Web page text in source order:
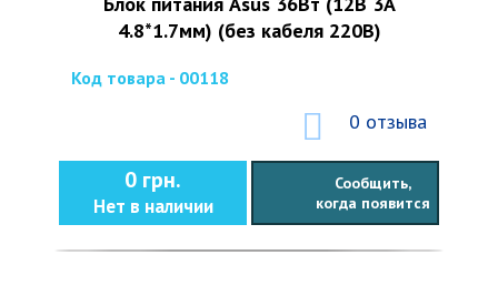
4.8*1.7мм) (без кабеля 220В)
Код товара - 00118
0 отзыва
0 грн.
Нет в наличии
Сообщить,
когда появится